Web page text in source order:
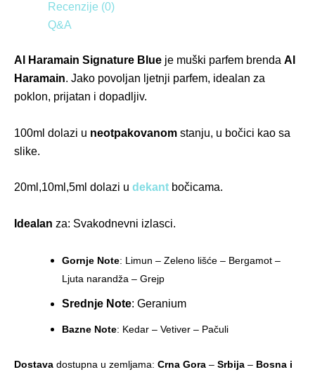
Recenzije (0)
Q&A
Al Haramain Signature Blue je muški parfem brenda Al
Haramain. Jako povoljan ljetnji parfem, idealan za
poklon, prijatan i dopadljiv.
100ml dolazi u neotpakovanom stanju, u bočici kao sa
slike.
20ml,10ml,5ml dolazi u dekant bočicama.
Idealan za: Svakodnevni izlasci.
Gornje Note: Limun – Zeleno lišće – Bergamot –
Ljuta narandža – Grejp
Srednje Note: Geranium
Bazne Note: Kedar – Vetiver – Pačuli
Dostava dostupna u zemljama: Crna Gora – Srbija – Bosna i